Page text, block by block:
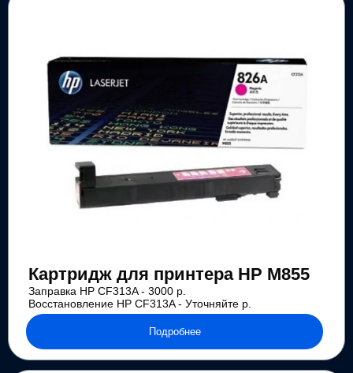
Картридж для принтера HP M855
Заправка HP CF313A - 3000 р.
Восстановление HP CF313A - Уточняйте р.
Подробнее